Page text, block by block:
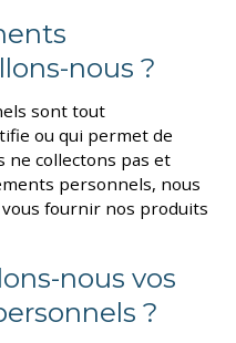
nous ?
sont tout
ou qui permet de
ne collectons pas et
personnels, nous
fournir nos produits
nous vos
?